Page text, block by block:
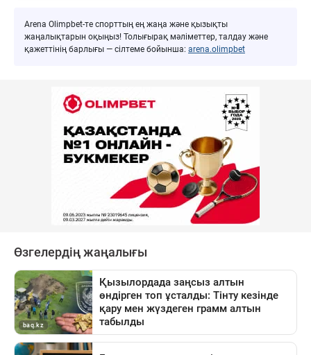
Arena Olimpbet-те спорттың ең жаңа және қызықты
жаңалықтарын оқыңыз! Толығырақ мәліметтер, талдау және
қажеттінің барлығы — сілтеме бойынша: arena.olimpbet